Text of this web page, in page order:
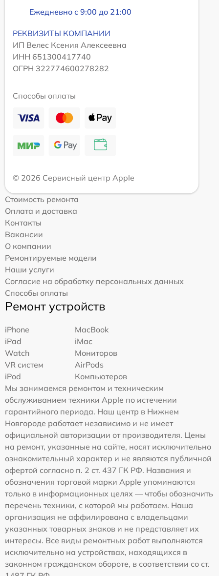
Ежедневно с 9:00 до 21:00
РЕКВИЗИТЫ КОМПАНИИ
ИП Велес Ксения Алексеевна
ИНН 651300417740
ОГРН 322774600278282
Способы оплаты
© 2026 Сервисный центр Apple
Стоимость ремонта
Оплата и доставка
Контакты
Вакансии
О компании
Ремонтируемые модели
Наши услуги
Согласие на обработку персональных данных
Способы оплаты
Ремонт устройств
iPhone
MacBook
iPad
iMac
Watch
Мониторов
VR систем
AirPods
iPod
Компьютеров
Мы занимаемся ремонтом и техническим
обслуживанием техники Apple по истечении
гарантийного периода. Наш центр в Нижнем
Новгороде работает независимо и не имеет
официальной авторизации от производителя. Цены
на ремонт, указанные на сайте, носят исключительно
ознакомительный характер и не являются публичной
офертой согласно п. 2 ст. 437 ГК РФ. Названия и
обозначения торговой марки Apple упоминаются
только в информационных целях — чтобы обозначить
перечень техники, с которой мы работаем. Наша
организация не аффилирована с владельцами
указанных товарных знаков и не представляет их
интересы. Все виды ремонтных работ выполняются
исключительно на устройствах, находящихся в
законном гражданском обороте, в соответствии со ст.